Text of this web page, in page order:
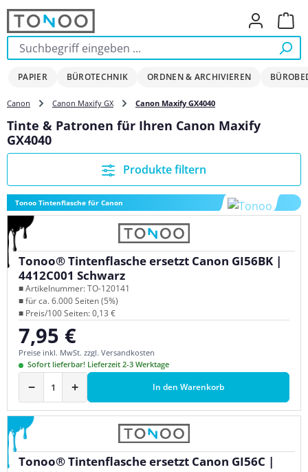
Zum Hauptinhalt springen
PAPIER BÜROTECHNIK ORDNEN & ARCHIVIEREN
Canon Canon Maxify GX Canon Maxify GX4040
Tinte & Patronen für Ihren Canon Maxify
GX4040
Produkte filtern
Tonoo Tintenflasche für Canon
Tonoo® Tintenflasche ersetzt Canon GI56BK |
4412C001 Schwarz
■ Artikelnummer: TO-120141
■ für ca. 6.000 Seiten (5%)
■ Preis/100 Seiten: 0,13 €
Regulärer Preis:
7,95 €
Preise inkl. MwSt. zzgl. Versandkosten
Sofort lieferbar! Lieferzeit 2-3 Werktage
− + In den Warenkorb
Tonoo® Tintenflasche ersetzt Canon GI56C |